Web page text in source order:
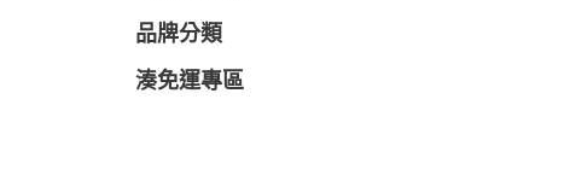
品牌分類
湊免運專區